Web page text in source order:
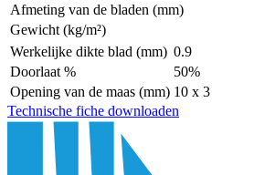
Afmeting van de bladen (mm)
Gewicht (kg/m²)
Werkelijke dikte blad (mm) 0.9
Doorlaat %
50%
Opening van de maas (mm) 10 x 3
Technische fiche downloaden